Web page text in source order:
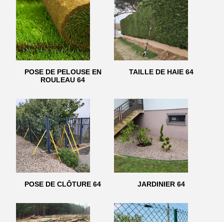
POSE DE PELOUSE EN
ROULEAU 64
TAILLE DE HAIE 64
POSE DE CLÔTURE 64 JARDINIER 64